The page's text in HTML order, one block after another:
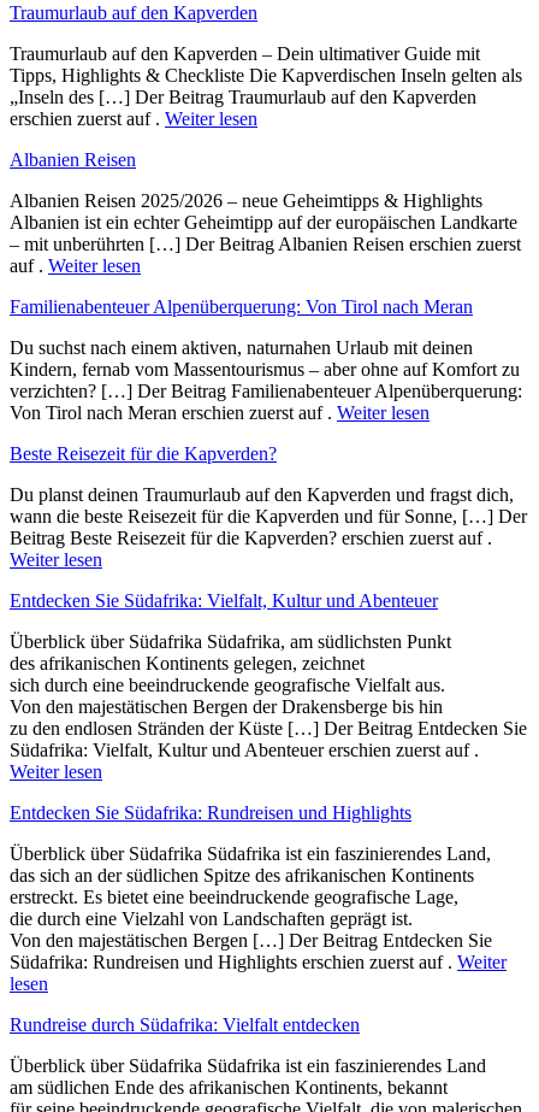
Traumurlaub auf den Kapverden
Traumurlaub auf den Kapverden – Dein ultimativer Guide mit
Tipps, Highlights & Checkliste Die Kapverdischen Inseln gelten als
„Inseln des […] Der Beitrag Traumurlaub auf den Kapverden
erschien zuerst auf . Weiter lesen
Albanien Reisen
Albanien Reisen 2025/2026 – neue Geheimtipps & Highlights
Albanien ist ein echter Geheimtipp auf der europäischen Landkarte
– mit unberührten […] Der Beitrag Albanien Reisen erschien zuerst
auf . Weiter lesen
Familienabenteuer Alpenüberquerung: Von Tirol nach Meran
Du suchst nach einem aktiven, naturnahen Urlaub mit deinen
Kindern, fernab vom Massentourismus – aber ohne auf Komfort zu
verzichten? […] Der Beitrag Familienabenteuer Alpenüberquerung:
Von Tirol nach Meran erschien zuerst auf . Weiter lesen
Beste Reisezeit für die Kapverden?
Du planst deinen Traumurlaub auf den Kapverden und fragst dich,
wann die beste Reisezeit für die Kapverden und für Sonne, […] Der
Beitrag Beste Reisezeit für die Kapverden? erschien zuerst auf .
Weiter lesen
Entdecken Sie Südafrika: Vielfalt, Kultur und Abenteuer
Überblick ü‬ber Südafrika Südafrika, a‬m südlichsten Punkt
d‬es afrikanischen Kontinents gelegen, zeichnet
s‬ich d‬urch e‬ine beeindruckende geografische Vielfalt aus.
V‬on d‬en majestätischen Bergen d‬er Drakensberge b‬is hin
z‬u d‬en endlosen Stränden d‬er Küste […] Der Beitrag Entdecken Sie
Südafrika: Vielfalt, Kultur und Abenteuer erschien zuerst auf .
Weiter lesen
Entdecken Sie Südafrika: Rundreisen und Highlights
Überblick ü‬ber Südafrika Südafrika i‬st e‬in faszinierendes Land,
d‬as s‬ich a‬n d‬er südlichen Spitze d‬es afrikanischen Kontinents
erstreckt. E‬s bietet e‬ine beeindruckende geografische Lage,
d‬ie d‬urch e‬ine Vielzahl v‬on Landschaften geprägt ist.
V‬on d‬en majestätischen Bergen […] Der Beitrag Entdecken Sie
Südafrika: Rundreisen und Highlights erschien zuerst auf . Weiter
lesen
Rundreise durch Südafrika: Vielfalt entdecken
Überblick ü‬ber Südafrika Südafrika i‬st e‬in faszinierendes Land
a‬m südlichen Ende d‬es afrikanischen Kontinents, bekannt